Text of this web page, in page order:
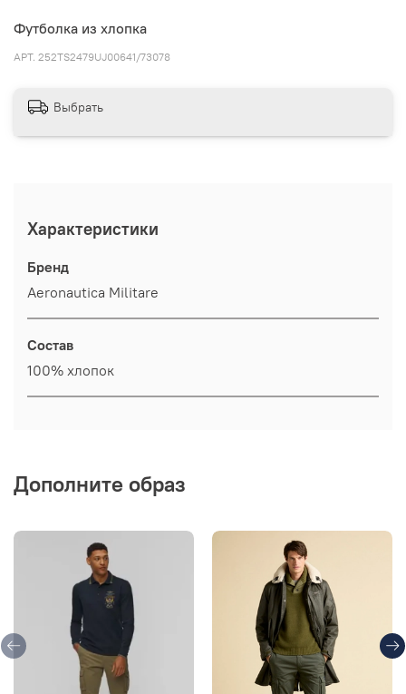
Футболка из хлопка
АРТ. 252TS2479UJ00641/73078
Выбрать
Характеристики
Бренд
Aeronautica Militare
Состав
100% хлопок
Дополните образ